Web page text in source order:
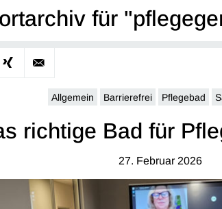
für
Allgemein Barrierefrei Pflegebad
richtige Bad für
27. Februar 2026